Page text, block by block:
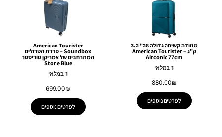
מזוודה קשיחה גדולה 28" 3.2
ק"ג – American Tourister
Airconic 77cm
1 במלאי
880.00₪
לפרטים נוספים
American Tourister
Soundbox – סדרת הטרולים
המתרחבים של אמריקן טוריסטר
Stone Blue
1 במלאי
699.00₪
לפרטים נוספים